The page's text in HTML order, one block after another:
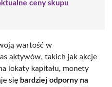
ceny skupu
wartość w
aktywów, takich jak akcje
lokaty kapitału, monety
się bardziej odporny na